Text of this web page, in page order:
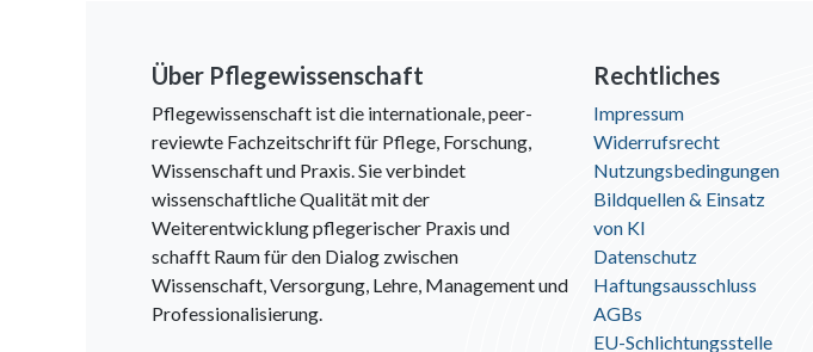
Über Pflegewissenschaft
Pflegewissenschaft ist die internationale, peer-
reviewte Fachzeitschrift für Pflege, Forschung,
Wissenschaft und Praxis. Sie verbindet
wissenschaftliche Qualität mit der
Weiterentwicklung pflegerischer Praxis und
schafft Raum für den Dialog zwischen
Wissenschaft, Versorgung, Lehre, Management und
Professionalisierung.
Rechtliches
Impressum
Widerrufsrecht
Nutzungsbedingungen
Bildquellen & Einsatz
von KI
Datenschutz
Haftungsausschluss
AGBs
EU-Schlichtungsstelle